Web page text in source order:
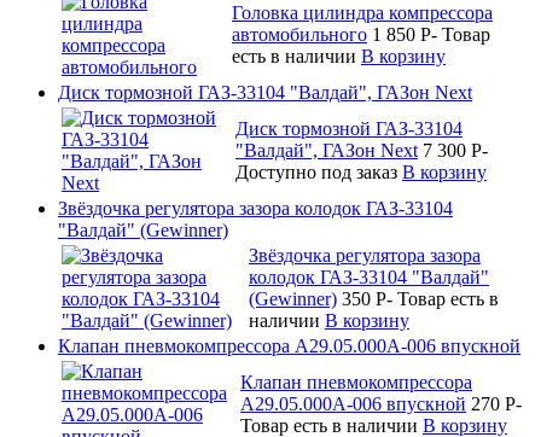
Головка цилиндра компрессора
автомобильного 1 850 P- Товар
есть в наличии В корзину
Диск тормозной ГАЗ-33104 "Валдай", ГАЗон Next
Диск тормозной ГАЗ-33104
"Валдай", ГАЗон Next 7 300 P-
Доступно под заказ В корзину
Звёздочка регулятора зазора колодок ГАЗ-33104
"Валдай" (Gewinner)
Звёздочка регулятора зазора
колодок ГАЗ-33104 "Валдай"
(Gewinner) 350 P- Товар есть в
наличии В корзину
Клапан пневмокомпрессора А29.05.000А-006 впускной
Клапан пневмокомпрессора
А29.05.000А-006 впускной 270 P-
Товар есть в наличии В корзину